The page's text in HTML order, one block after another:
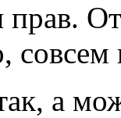
От
а